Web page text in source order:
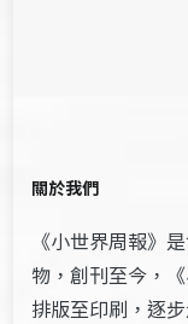
關於我們
《小世界周報》
物，創刊至今，
排版至印刷，逐